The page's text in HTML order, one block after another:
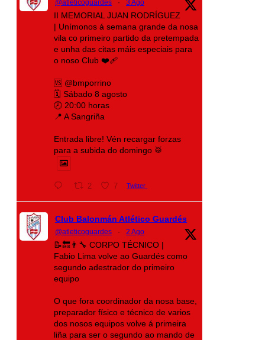
@atleticoguardes · 3 Ago
II MEMORIAL JUAN RODRÍGUEZ
| Unímonos á semana grande da nosa
vila co primeiro partido da pretempada
e unha das citas máis especiais para
o noso Club ❤️‍🩹
🆚 @bmporrino
🗓️ Sábado 8 agosto
🕗 20:00 horas
📍 A Sangriña
Entrada libre! Vén recargar forzas
para a subida do domingo 🥁
2 7 Twitter
Club Balonmán Atlético Guardés
@atleticoguardes · 2 Ago
📝🔙👨‍🔧 CORPO TÉCNICO |
Fabio Lima volve ao Guardés como
segundo adestrador do primeiro
equipo
O que fora coordinador da nosa base,
preparador físico e técnico de varios
dos nosos equipos volve á primeira
liña para ser o segundo ao mando de